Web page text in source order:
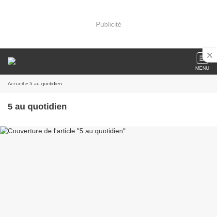
Publicité
MENU
Accueil » 5 au quotidien
5 au quotidien